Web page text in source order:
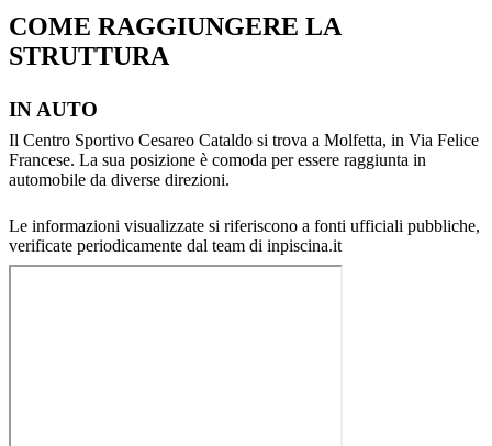
COME RAGGIUNGERE LA
STRUTTURA
IN AUTO
Il Centro Sportivo Cesareo Cataldo si trova a Molfetta, in Via Felice
Francese. La sua posizione è comoda per essere raggiunta in
automobile da diverse direzioni.
Le informazioni visualizzate si riferiscono a fonti ufficiali pubbliche,
verificate periodicamente dal team di inpiscina.it